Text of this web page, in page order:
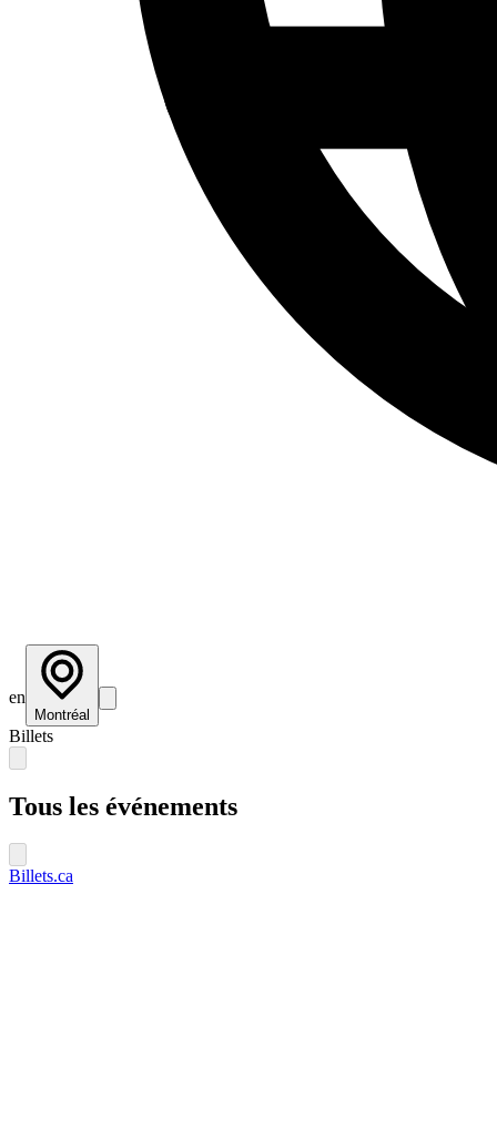
en
Montréal
Billets
Tous les événements
Billets.ca